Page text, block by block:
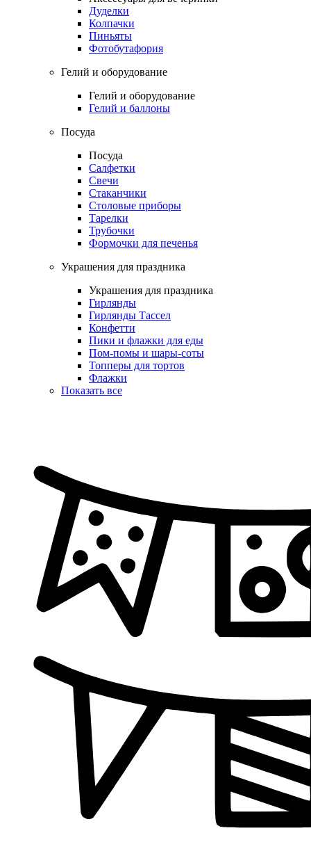
Дуделки
Колпачки
Пиньяты
Фотобутафория
Гелий и оборудование
Гелий и оборудование
Гелий и баллоны
Посуда
Посуда
Салфетки
Свечи
Стаканчики
Столовые приборы
Тарелки
Трубочки
Формочки для печенья
Украшения для праздника
Украшения для праздника
Гирлянды
Гирлянды Тассел
Конфетти
Пики и флажки для еды
Пом-помы и шары-соты
Топперы для тортов
Флажки
Показать все